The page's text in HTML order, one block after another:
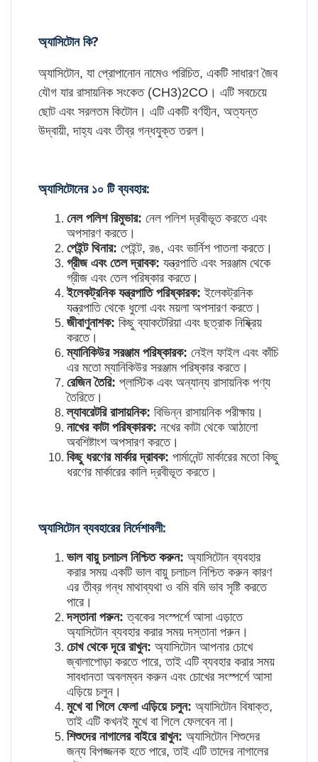
অ্যাসিটোন কি?
অ্যাসিটোন, যা প্রোপানোন নামেও পরিচিত, একটি সাধারণ জৈব
যৌগ যার রাসায়নিক সংকেত (CH3)2CO। এটি সবচেয়ে
ছোট এবং সরলতম কিটোন। এটি একটি বর্ণহীন, অত্যন্ত
উদ্বায়ী, দাহ্য এবং তীব্র গন্ধযুক্ত তরল।
অ্যাসিটোনের ১০ টি ব্যবহার:
নেল পলিশ রিমুভার: নেল পলিশ দ্রবীভূত করতে এবং
অপসারণ করতে।
পেইন্ট থিনার: পেইন্ট, রঙ, এবং ভার্নিশ পাতলা করতে।
গ্রীজ এবং তেল দ্রাবক: যন্ত্রপাতি এবং সরঞ্জাম থেকে
গ্রীজ এবং তেল পরিষ্কার করতে।
ইলেকট্রনিক যন্ত্রপাতি পরিষ্কারক: ইলেকট্রনিক
যন্ত্রপাতি থেকে ধুলো এবং ময়লা অপসারণ করতে।
জীবাণুনাশক: কিছু ব্যাকটেরিয়া এবং ছত্রাক নিষ্ক্রিয়
করতে।
ম্যানিকিউর সরঞ্জাম পরিষ্কারক: নেইল ফাইল এবং কাঁচি
এর মতো ম্যানিকিউর সরঞ্জাম পরিষ্কার করতে।
রেজিন তৈরি: প্লাস্টিক এবং অন্যান্য রাসায়নিক পণ্য
তৈরিতে।
ল্যাবরেটরি রাসায়নিক: বিভিন্ন রাসায়নিক পরীক্ষায়।
নাখের কাটা পরিষ্কারক: নখের কাটা থেকে আঠালো
অবশিষ্টাংশ অপসারণ করতে।
কিছু ধরণের মার্কার দ্রাবক: পার্মানেন্ট মার্কারের মতো কিছু
ধরণের মার্কারের কালি দ্রবীভূত করতে।
অ্যাসিটোন ব্যবহারের নির্দেশাবলী:
ভাল বায়ু চলাচল নিশ্চিত করুন: অ্যাসিটোন ব্যবহার
করার সময় একটি ভাল বায়ু চলাচল নিশ্চিত করুন কারণ
এর তীব্র গন্ধ মাথাব্যথা ও বমি বমি ভাব সৃষ্টি করতে
পারে।
দস্তানা পরুন: ত্বকের সংস্পর্শে আসা এড়াতে
অ্যাসিটোন ব্যবহার করার সময় দস্তানা পরুন।
চোখ থেকে দূরে রাখুন: অ্যাসিটোন আপনার চোখে
জ্বালাপোড়া করতে পারে, তাই এটি ব্যবহার করার সময়
সাবধানতা অবলম্বন করুন এবং চোখের সংস্পর্শে আসা
এড়িয়ে চলুন।
মুখে বা গিলে ফেলা এড়িয়ে চলুন: অ্যাসিটোন বিষাক্ত,
তাই এটি কখনই মুখে বা গিলে ফেলবেন না।
শিশুদের নাগালের বাইরে রাখুন: অ্যাসিটোন শিশুদের
জন্য বিপজ্জনক হতে পারে, তাই এটি তাদের নাগালের